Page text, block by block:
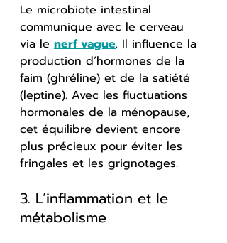
Le microbiote intestinal
communique avec le cerveau
via le nerf vague. Il influence la
production d’hormones de la
faim (ghréline) et de la satiété
(leptine). Avec les fluctuations
hormonales de la ménopause,
cet équilibre devient encore
plus précieux pour éviter les
fringales et les grignotages.
3. L’inflammation et le
métabolisme